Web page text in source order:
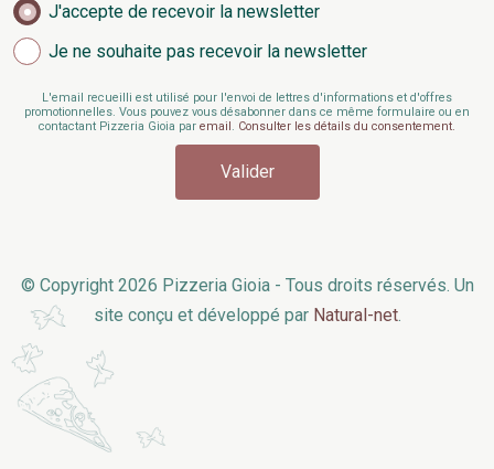
J'accepte de recevoir la newsletter
Je ne souhaite pas recevoir la newsletter
L'email recueilli est utilisé pour l'envoi de lettres d'informations et d'offres
promotionnelles. Vous pouvez vous désabonner dans ce même formulaire ou en
contactant Pizzeria Gioia par email . Consulter les détails du consentement.
© Copyright 2026 Pizzeria Gioia- Tous droits réservés. Un
site conçu et développé par Natural-net.